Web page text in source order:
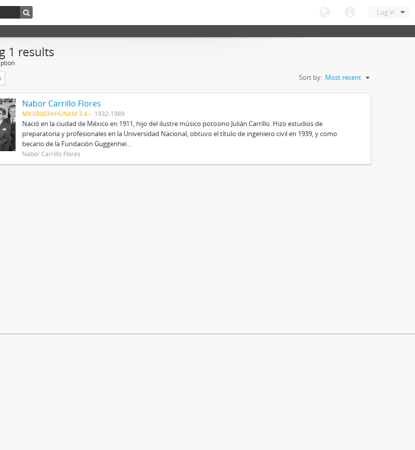
Log in
1 results
Sort by: Most recent
Nabor Carrillo Flores
MX 09003AHUNAM 3.4 1932-1989
Nació en la ciudad de México en 1911, hijo del ilustre músico potosino Julián Carrillo. Hizo estudios de
preparatoria y profesionales en la Universidad Nacional, obtuvo el título de ingeniero civil en 1939, y como
becario de la Fundación Guggenhei...
Nabor Carrillo Flores